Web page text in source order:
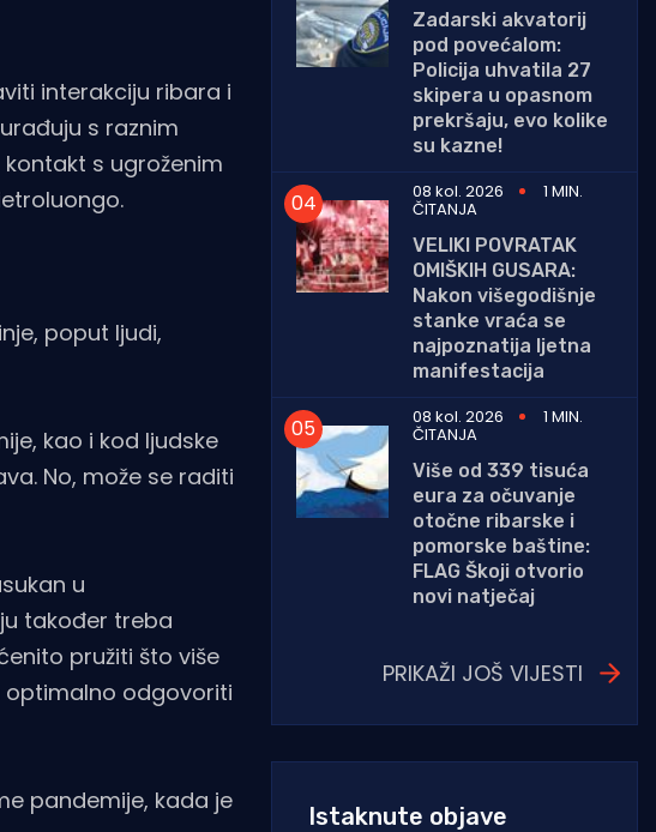
interakciju ribara i
s raznim
s ugroženim
poput ljudi,
kao i kod ljudske
No, može se raditi
u
također treba
pružiti što više
optimalno odgovoriti
pandemije, kada je
Zadarski akvatorij
pod povećalom:
Policija uhvatila 27
skipera u opasnom
prekršaju, evo kolike
su kazne!
08 kol. 2026
1 MIN.
ČITANJA
VELIKI POVRATAK
OMIŠKIH GUSARA:
Nakon višegodišnje
stanke vraća se
najpoznatija ljetna
manifestacija
08 kol. 2026
1 MIN.
ČITANJA
Više od 339 tisuća
eura za očuvanje
otočne ribarske i
pomorske baštine:
FLAG Škoji otvorio
novi natječaj
PRIKAŽI JOŠ VIJESTI
Istaknute objave